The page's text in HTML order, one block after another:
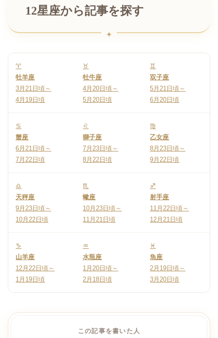
12星座から記事を探す
♈
牡羊座
3月21日頃～
4月19日頃
♉
牡牛座
4月20日頃～
5月20日頃
♊
双子座
5月21日頃～
6月20日頃
♋
蟹座
6月21日頃～
7月22日頃
♌
獅子座
7月23日頃～
8月22日頃
♍
乙女座
8月23日頃～
9月22日頃
♎
天秤座
9月23日頃～
10月22日頃
♏
蠍座
10月23日頃～
11月21日頃
♐
射手座
11月22日頃～
12月21日頃
♑
山羊座
12月22日頃～
1月19日頃
♒
水瓶座
1月20日頃～
2月18日頃
♓
魚座
2月19日頃～
3月20日頃
この記事を書いた人